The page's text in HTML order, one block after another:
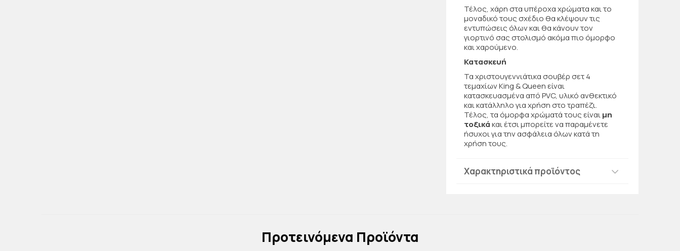
Τέλος, χάρη στα υπέροχα χρώματα και το
μοναδικό τους σχέδιο θα κλέψουν τις
εντυπώσεις όλων και θα κάνουν τον
γιορτινό σας στολισμό ακόμα πιο όμορφο
και χαρούμενο.
Κατασκευή
Τα χριστουγεννιάτικα σουβέρ σετ 4
τεμαχίων King & Queen είναι
κατασκευασμένα από PVC, υλικό ανθεκτικό
και κατάλληλο για χρήση στο τραπέζι.
Τέλος, τα όμορφα χρώματά τους είναιμη
τοξικάκαι έτσι μπορείτε να παραμένετε
ήσυχοι για την ασφάλεια όλων κατά τη
χρήση τους.
Χαρακτηριστικά προϊόντος
Πρoτεινόμενα Προϊόντα